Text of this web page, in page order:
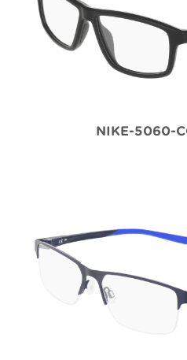
NIKE-5060-